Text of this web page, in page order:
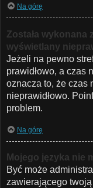
Na górę
Została wykonana
wyświetlany
Jeżeli na pewno
prawidłowo, a czas
oznacza to, że czas
nieprawidłowo.
problem.
Na górę
Mojego języka nie
Być może
zawierającego